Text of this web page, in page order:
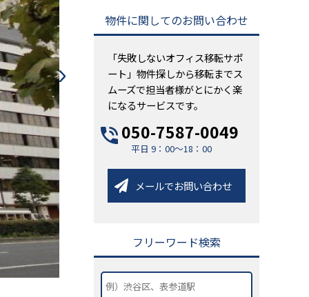
物件に関してのお問い合わせ
「失敗しないオフィス移転サポ
ート」物件探しから移転までス
ムーズで担当者様がとにかく楽
になるサービスです。
050-7587-0049
平日 9：00～18：00
メールでお問い合わせ
フリーワード検索